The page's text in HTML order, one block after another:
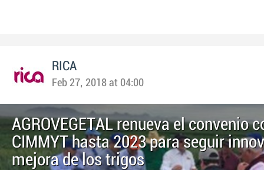
RICA
Feb 27, 2018 at 04:00
AGROVEGETAL renueva el convenio
CIMMYT hasta 2023 para seguir
mejora de los trigos